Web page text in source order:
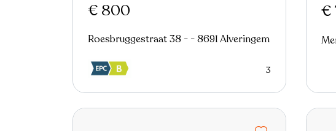
€ 800
Roesbruggestraat 38 - - 8691 Alveringem
3
€